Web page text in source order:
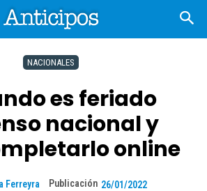
NACIONALES
es feriado
nacional y
online
Ferreyra Publicación 26/01/2022